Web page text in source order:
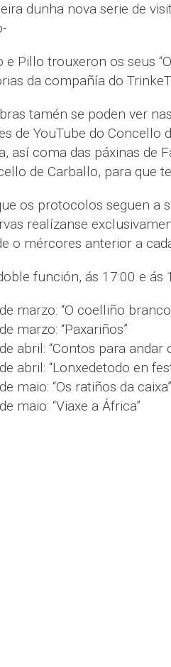
dunha nova serie de
e Pillo trouxeron os seus
da compañía do
tamén se poden ver
de YouTube do Concello
así coma das páxinas de
de Carballo, para que
os protocolos seguen a
realízanse
o mércores anterior a
función, ás 17:00 e ás
marzo: “O coelliño
marzo: “Paxariños”
abril: “Contos para andar
abril: “Lonxedetodo en
maio: “Os ratiños da caixa”
maio: “Viaxe a África”